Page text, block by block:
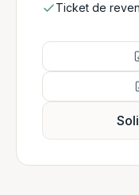
Ticket de